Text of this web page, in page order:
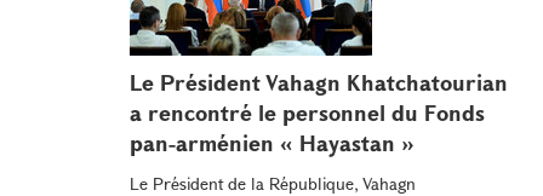
Le Président Vahagn Khatchatourian
a rencontré le personnel du Fonds
pan-arménien « Hayastan »
Le Président de la République, Vahagn